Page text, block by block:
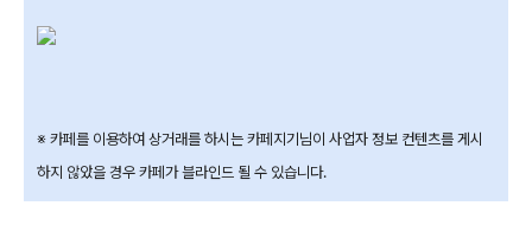
※ 카페를 이용하여 상거래를 하시는 카페지기님이 사업자 정보 컨텐츠를 게시
하지 않았을 경우 카페가 블라인드 될 수 있습니다.